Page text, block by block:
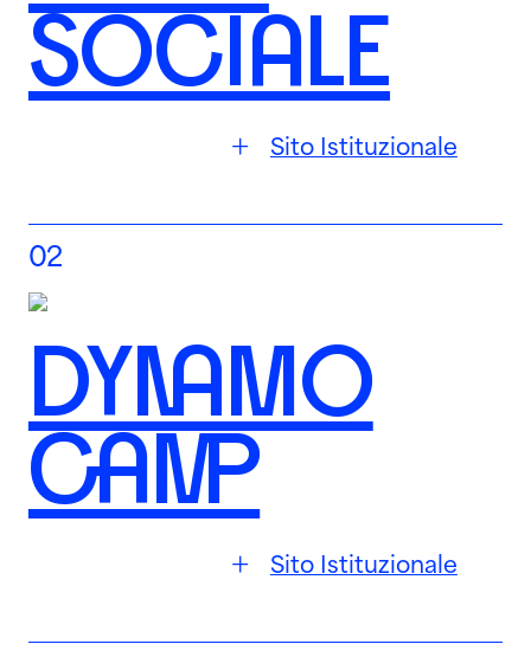
SOCIALE
Sito Istituzionale
02
DYNAMO
CAMP
Sito Istituzionale